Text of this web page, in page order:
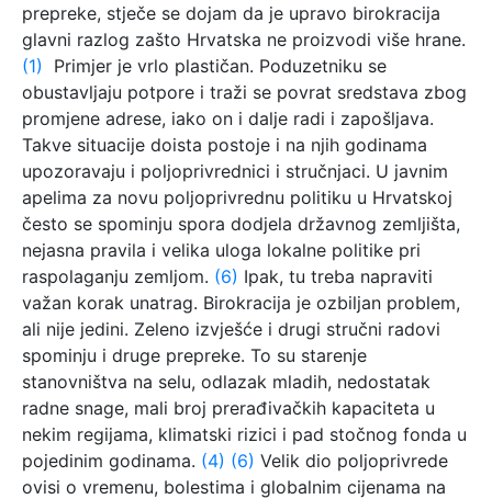
prepreke, stječe se dojam da je upravo birokracija
glavni razlog zašto Hrvatska ne proizvodi više hrane.
(1)
Primjer je vrlo plastičan. Poduzetniku se
obustavljaju potpore i traži se povrat sredstava zbog
promjene adrese, iako on i dalje radi i zapošljava.
Takve situacije doista postoje i na njih godinama
upozoravaju i poljoprivrednici i stručnjaci. U javnim
apelima za novu poljoprivrednu politiku u Hrvatskoj
često se spominju spora dodjela državnog zemljišta,
nejasna pravila i velika uloga lokalne politike pri
raspolaganju zemljom. (6) Ipak, tu treba napraviti
važan korak unatrag. Birokracija je ozbiljan problem,
ali nije jedini. Zeleno izvješće i drugi stručni radovi
spominju i druge prepreke. To su starenje
stanovništva na selu, odlazak mladih, nedostatak
radne snage, mali broj prerađivačkih kapaciteta u
nekim regijama, klimatski rizici i pad stočnog fonda u
pojedinim godinama. (4) (6) Velik dio poljoprivrede
ovisi o vremenu, bolestima i globalnim cijenama na